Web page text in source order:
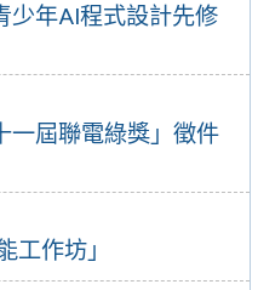
少年AI程式設計先修
一屆聯電綠獎」徵件
工作坊」